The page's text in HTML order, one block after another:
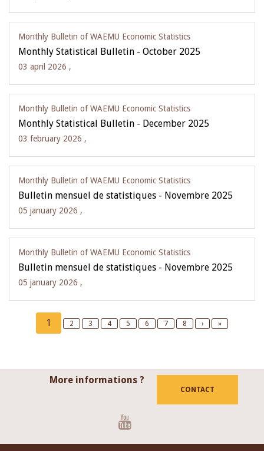
Monthly Bulletin of WAEMU Economic Statistics
Monthly Statistical Bulletin - October 2025
03 april 2026 ,
Monthly Bulletin of WAEMU Economic Statistics
Monthly Statistical Bulletin - December 2025
03 february 2026 ,
Monthly Bulletin of WAEMU Economic Statistics
Bulletin mensuel de statistiques - Novembre 2025
05 january 2026 ,
Monthly Bulletin of WAEMU Economic Statistics
Bulletin mensuel de statistiques - Novembre 2025
05 january 2026 ,
Pagination
Current
page
1 Page
2 Page
3 Page
4 Page
5 Page
6 Page
7 Page
8
Next
›
Last
»
More informations ?
CONTACT